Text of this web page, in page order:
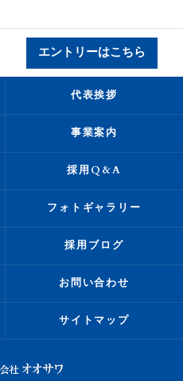
エントリーはこちら
代表挨拶
事業案内
採用Q&A
フォトギャラリー
採用ブログ
お問い合わせ
サイトマップ